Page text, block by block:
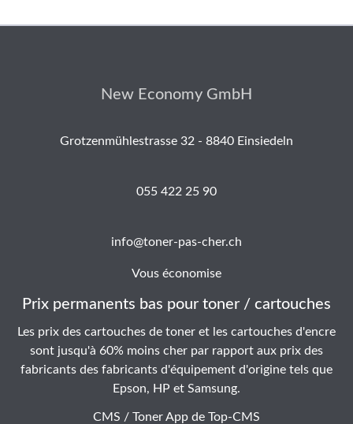
New Economy GmbH
Grotzenmühlestrasse 32 - 8840 Einsiedeln
055 422 25 90
info@toner-pas-cher.ch
Vous économise
Prix permanents bas pour toner / cartouches
Les prix des cartouches de toner et les cartouches d'encre
sont jusqu'à 60% moins cher par rapport aux prix des
fabricants des fabricants d'équipement d'origine tels que
Epson, HP et Samsung.
CMS / Toner App de Top-CMS